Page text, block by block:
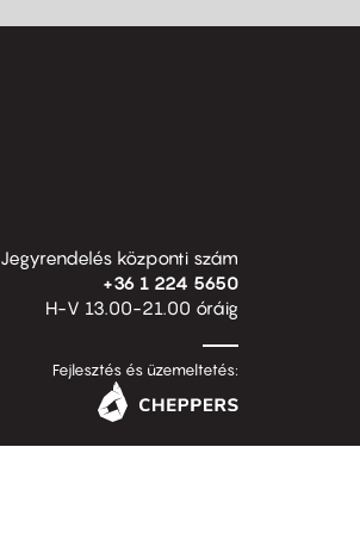
Jegyrendelés központi szám
+36 1 224 5650
H-V 13.00-21.00 óráig
Fejlesztés és üzemeltetés: